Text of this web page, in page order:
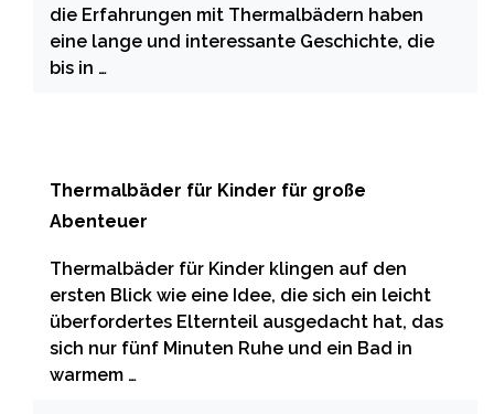
die Erfahrungen mit Thermalbädern haben
eine lange und interessante Geschichte, die
bis in …
Thermalbäder für Kinder für große
Abenteuer
Thermalbäder für Kinder klingen auf den
ersten Blick wie eine Idee, die sich ein leicht
überfordertes Elternteil ausgedacht hat, das
sich nur fünf Minuten Ruhe und ein Bad in
warmem …